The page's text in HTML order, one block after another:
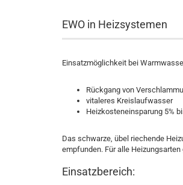
EWO in Heizsystemen
Einsatzmöglichkeit bei
Rückgang von
vitaleres Kreislaufwasser
Heizkosteneinsparung 5%
Das schwarze, übel riechende
empfunden. Für alle Heizungsarten
Einsatzbereich: